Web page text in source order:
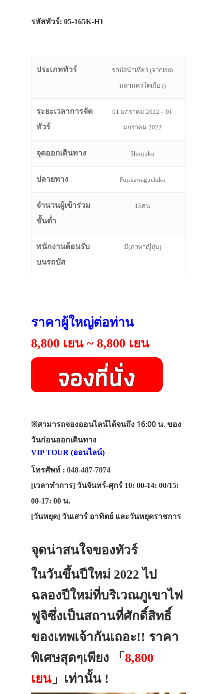
รหัสทัวร์: 05-165K-H1
ประเภททัวร์ รถบัสนำเที่ยว (จากเขต
มหานครโตเกียว)
ระยะเวลาการจัด
ทัวร์
01 มกราคม 2022 – 01
มกราคม 2022
จุดออกเดินทาง Shinjuku
ปลายทาง Fujikawaguchiko
จำนวนผู้เข้าร่วม
ขั้นต่ำ
15คน
พนักงานต้อนรับ
บนรถบัส
มี(ภาษาญี่ปุ่น)
ราคาผู้ใหญ่ต่อท่าน
8,800 เยน ~ 8,800 เยน
※สามารถจองออนไลน์ได้จนถึง 16:00 น. ของ
วันก่อนออกเดินทาง
VIP TOUR (ออนไลน์)
โทรศัพท์ : 048-487-7074
[เวลาทำการ] วันจันทร์-ศุกร์ 10: 00-14: 00/15:
00-17: 00 น.
[วันหยุด] วันเสาร์ อาทิตย์ และวันหยุดราชการ
จุดน่าสนใจของทัวร์
ในวันขึ้นปีใหม่ 2022 ไป
ฉลองปีใหม่ที่บริเวณภูเขาไฟ
ฟูจิซึ่งเป็นสถานที่ศักดิ์สิทธิ์
ของเทพเจ้ากันเถอะ!! ราคา
พิเศษสุดๆเพียง 「 8,800
เยน」เท่านั้น !